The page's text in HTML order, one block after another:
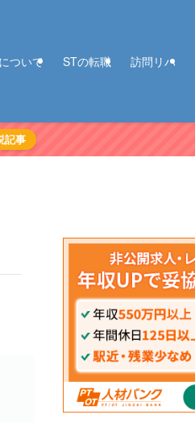
ついて STの転職 訪問リハ
記事